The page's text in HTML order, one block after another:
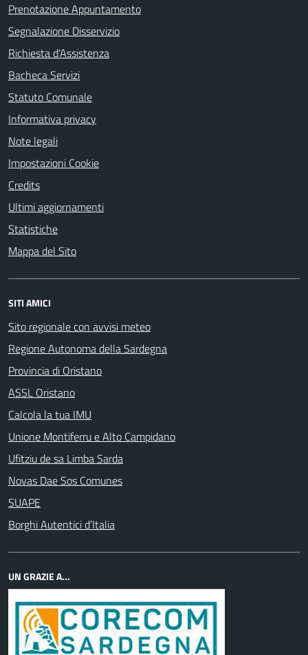
Prenotazione Appuntamento
Segnalazione Disservizio
Richiesta d'Assistenza
Bacheca Servizi
Statuto Comunale
Informativa privacy
Note legali
Impostazioni Cookie
Credits
Ultimi aggiornamenti
Statistiche
Mappa del Sito
SITI AMICI
Sito regionale con avvisi meteo
Regione Autonoma della Sardegna
Provincia di Oristano
ASSL Oristano
Calcola la tua IMU
Unione Montiferru e Alto Campidano
Ufitziu de sa Limba Sarda
Novas Dae Sos Comunes
SUAPE
Borghi Autentici d’Italia
UN GRAZIE A...